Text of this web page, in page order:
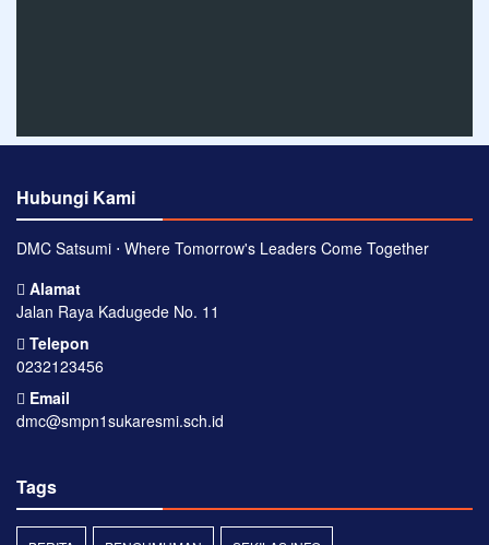
Hubungi Kami
DMC Satsumi ⋅ Where Tomorrow's Leaders Come Together
Alamat
Jalan Raya Kadugede No. 11
Telepon
0232123456
Email
dmc@smpn1sukaresmi.sch.id
Tags